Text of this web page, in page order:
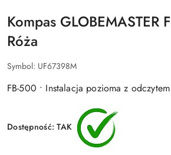
Kompas GLOBEMASTER
Róża
Symbol: UF67398M
FB-500 • Instalacja pozioma z
Dostępność:TAK